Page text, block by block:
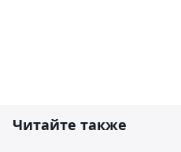
Читайте также